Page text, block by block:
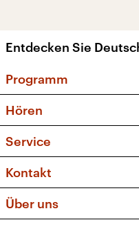
Entdecken Sie
Programm
Sendungen und
Musikliste
Kakadu – Das
Hören
Frequenzen
Service
FAQ
Apps
Newsletter
Kontakt
Social Media
Über uns